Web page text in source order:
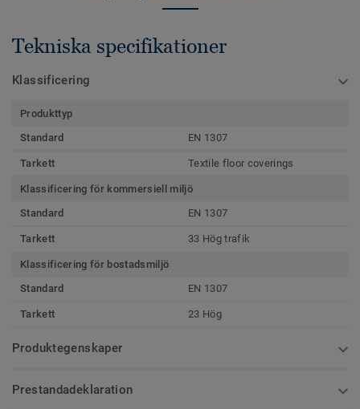
Tekniska specifikationer
Klassificering
Produkttyp
Standard
EN 1307
Tarkett Textile floor coverings
Klassificering för kommersiell miljö
Standard
EN 1307
Tarkett 33 Hög trafik
Klassificering för bostadsmiljö
Standard
EN 1307
Tarkett 23 Hög
Produktegenskaper
Prestandadeklaration